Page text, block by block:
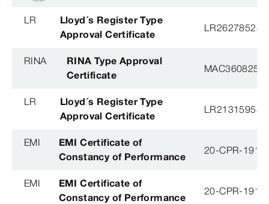
LR
Lloyd´s Register Type
Approval Certificate
RINA
RINA Type Approval
Certificate
LR
Lloyd´s Register Type
Approval Certificate
EMI
EMI Certificate of
Constancy of Performance
20-CPR-191-
EMI
EMI Certificate of
Constancy of Performance
20-CPR-191-